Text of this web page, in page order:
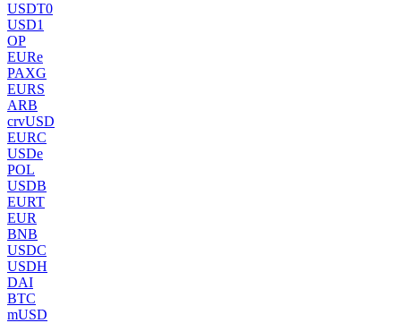
USDT0
USD1
OP
EURe
PAXG
EURS
ARB
crvUSD
EURC
USDe
POL
USDB
EURT
EUR
BNB
USDC
USDH
DAI
BTC
mUSD